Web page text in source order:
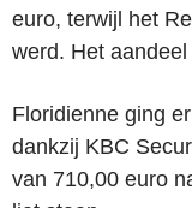
euro, terwijl het
werd. Het
Floridienne ging
dankzij KBC
van 710,00 euro